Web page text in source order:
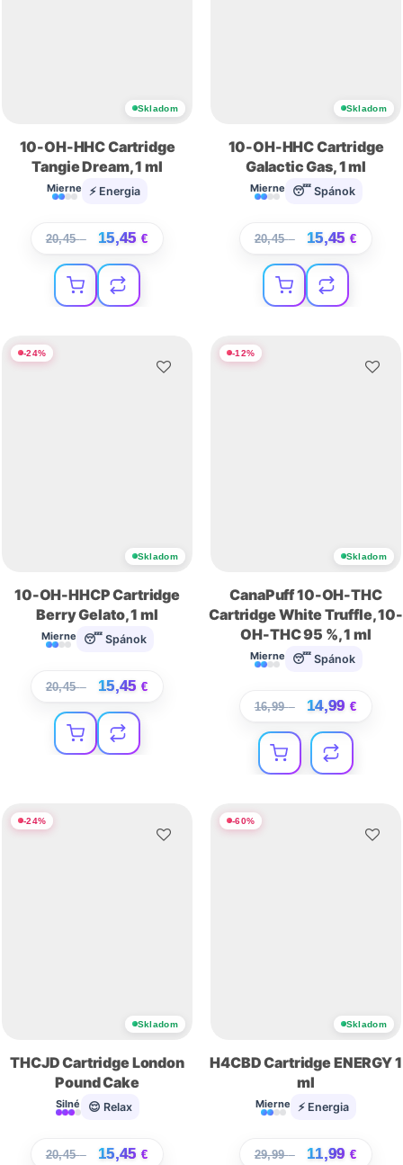
Skladom
10-OH-HHC Cartridge
Tangie Dream, 1 ml
Mierne ⚡ Energia
20,45€ 15,45 €
Skladom
10-OH-HHC Cartridge
Galactic Gas, 1 ml
Mierne 😴 Spánok
20,45€ 15,45 €
-24%
Skladom
10-OH-HHCP Cartridge
Berry Gelato, 1 ml
Mierne 😴 Spánok
20,45€ 15,45 €
-12%
Skladom
CanaPuff 10-OH-THC
Cartridge White Truffle, 10-
OH-THC 95 %, 1 ml
Mierne 😴 Spánok
16,99€ 14,99 €
-24%
Skladom
THCJD Cartridge London
Pound Cake
Silné 😌 Relax
20,45€ 15,45 €
-60%
Skladom
H4CBD Cartridge ENERGY 1
ml
Mierne ⚡ Energia
29,99€ 11,99 €